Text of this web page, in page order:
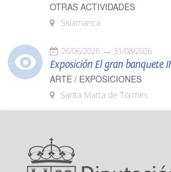
OTRAS ACTIVIDADES
Salamanca
26/06/2026 31/08/2026
Exposición El gran banquete II
ARTE / EXPOSICIONES
Santa Marta de Tormes